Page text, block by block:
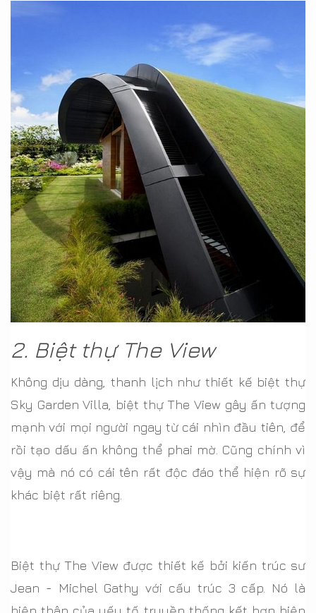
2. Biệt thự The View
Không dịu dàng, thanh lịch như thiết kế biệt thự
Sky Garden Villa, biệt thự The View gây ấn tượng
mạnh với mọi người ngay từ cái nhìn đầu tiên, để
rồi tạo dấu ấn không thể phai mờ. Cũng chính vì
vậy mà nó có cái tên rất độc đáo thể hiện rõ sự
khác biệt rất riêng.
Biệt thự The View được thiết kế bởi kiến trúc sư
Jean - Michel Gathy với cấu trúc 3 cấp. Nó là